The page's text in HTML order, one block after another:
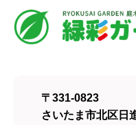
〒331-0823
さいたま市北区日